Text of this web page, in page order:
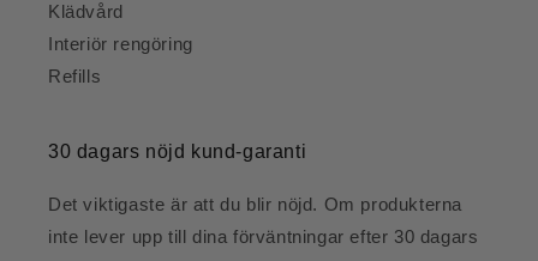
Klädvård
Interiör rengöring
Refills
30 dagars nöjd kund-garanti
Det viktigaste är att du blir nöjd. Om produkterna
inte lever upp till dina förväntningar efter 30 dagars